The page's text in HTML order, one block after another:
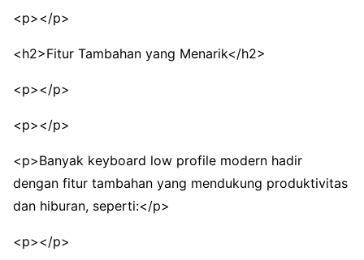
<p></p>
<h2>Fitur Tambahan yang Menarik</h2>
<p></p>
<p></p>
<p>Banyak keyboard low profile modern hadir
dengan fitur tambahan yang mendukung produktivitas
dan hiburan, seperti:</p>
<p></p>